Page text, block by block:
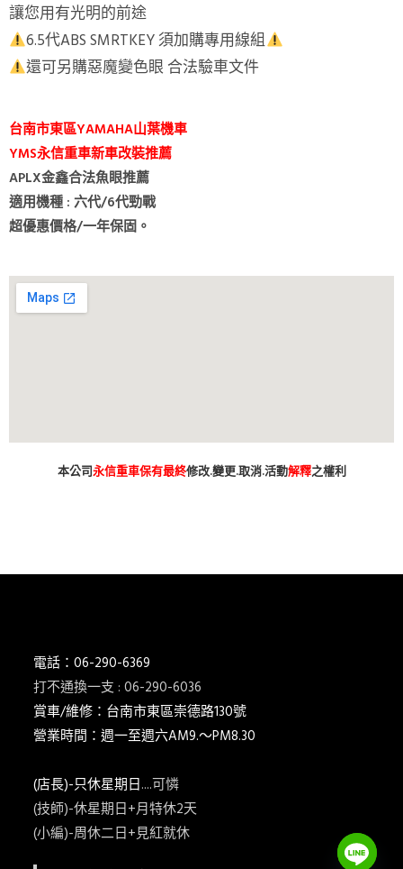
讓您用有光明的前途
6.5代ABS SMRTKEY 須加購專用線組
還可另購惡魔變色眼 合法驗車文件
台南市東區YAMAHA山葉機車
YMS永信重車新車改裝推薦
APLX金鑫合法魚眼推薦
適用機種 : 六代/6代勁戰
超優惠價格/一年保固。
本公司永信重車保有最終修改.變更.取消.活動解釋之權利
電話：06-290-6369
打不通換一支 : 06-290-6036
賞車/維修：台南市東區崇德路130號
營業時間：週一至週六AM9.～PM8.30
(店長)-只休星期日....可憐
(技師)-休星期日+月特休2天
(小編)-周休二日+見紅就休